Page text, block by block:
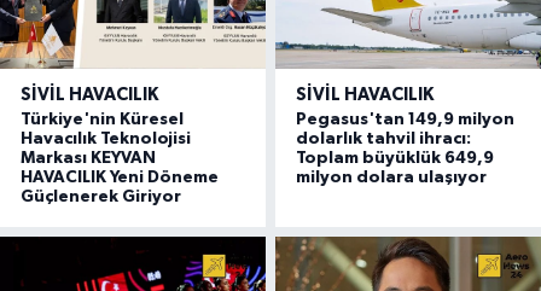
SIVIL HAVACILIK
Türkiye'nin Küresel
Havacılık Teknolojisi
Markası KEYVAN
HAVACILIK Yeni Döneme
Güçlenerek Giriyor
SIVIL HAVACILIK
Pegasus'tan 149,9 milyon
dolarlık tahvil ihracı:
Toplam büyüklük 649,9
milyon dolara ulaşıyor